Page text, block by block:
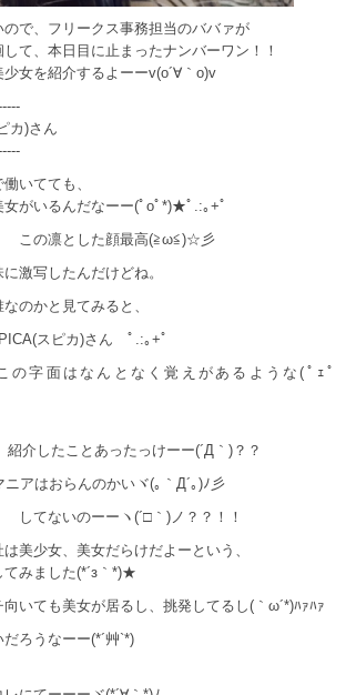
で、フリークス事務担当のババァが
て、本日目に止まったナンバーワン！！
女を紹介するよーーv(o´∀｀o)v
カ)さん
いてても、
女がいるんだなーー(ﾟoﾟ*)★ﾟ.:｡+ﾟ
この凛とした顔最高(≧ω≦)☆彡
激写したんだけどね。
のかと見てみると、
スピカ)さん ﾟ.:｡+ﾟ
字面はなんとなく覚えがあるような(ﾟｪﾟ
介したことあったっけーー(´Д｀)？？
アはおらんのかいヾ(｡｀Д´｡)ﾉ彡
してないのーーヽ(´□｀)ノ？？！！
美少女、美女だらけだよーという、
みました(*´з｀*)★
いても美女が居るし、挑発してるし(｀ω´*)ﾊｧﾊｧ
ろうなーー(*´艸`*)